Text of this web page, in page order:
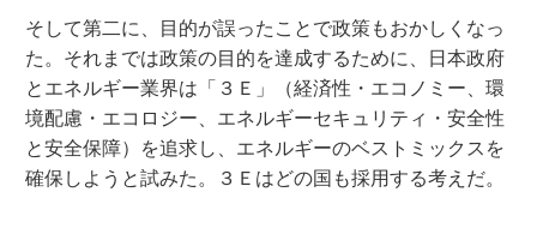
そして第二に、目的が誤ったことで政策もおかしくなっ
た。それまでは政策の目的を達成するために、日本政府
とエネルギー業界は「３Ｅ」（経済性・エコノミー、環
境配慮・エコロジー、エネルギーセキュリティ・安全性
と安全保障）を追求し、エネルギーのベストミックスを
確保しようと試みた。３Ｅはどの国も採用する考えだ。